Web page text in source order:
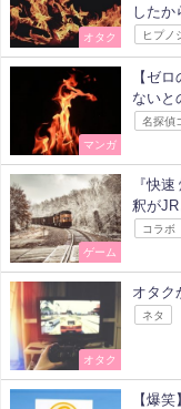
オタク
したか
ヒプノ
マンガ
【ゼ
ないと
名探偵
ゲーム
『快
釈が
コラボ
オタク
オタク
ネタ
【爆